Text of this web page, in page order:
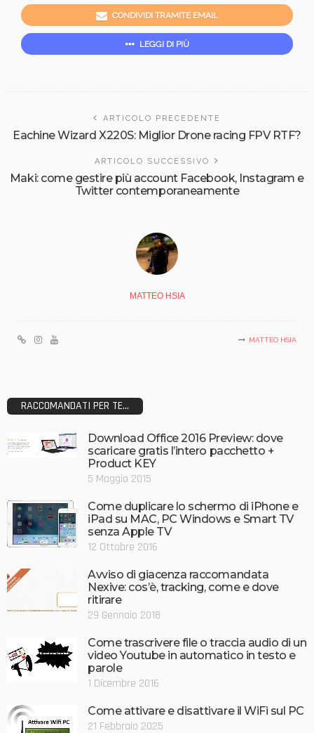
CONDIVIDI TRAMITE EMAIL
LEGGI DI PIÙ
ARTICOLO PRECEDENTE
Eachine Wizard X220S: Miglior Drone racing FPV RTF?
ARTICOLO SUCCESSIVO
Maki: come gestire più account Facebook, Instagram e
Twitter contemporaneamente
MATTEO HSIA
MATTEO HSIA
RACCOMANDATI PER TE...
Download Office 2016 Preview: dove
scaricare gratis l’intero pacchetto +
Product KEY
5 Maggio 2015
Come duplicare lo schermo di iPhone e
iPad su MAC, PC Windows e Smart TV
senza Apple TV
12 Ottobre 2016
Avviso di giacenza raccomandata
Nexive: cos’è, tracking, come e dove
ritirare
29 Gennaio 2018
Come trascrivere file o traccia audio di un
video Youtube in automatico in testo e
parole
1 Dicembre 2016
Come attivare e disattivare il WiFi sul PC
21 Febbraio 2025